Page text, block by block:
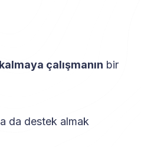
çalışmanın bir
da destek almak